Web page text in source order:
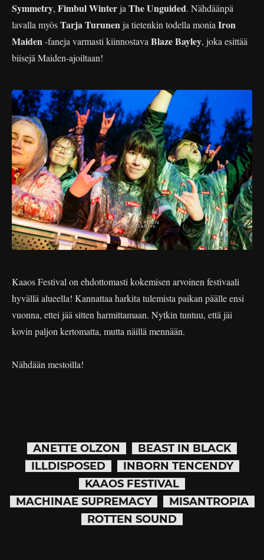
Symmetry, Fimbul Winterja The Unguided. Nähdäänpä
lavalla myösTarja Turunenja tietenkin todella monia Iron
Maiden-faneja varmasti kiinnostava Blaze Bayley, joka esittää
biisejä Maiden-ajoiltaan!
Kaaos Festival on ehdottomasti kokemisen arvoinen festivaali
hyvällä alueella! Kannattaa harkita tulemista paikan päälle ensi
vuonna, ettei jää sitten harmittamaan. Nytkin tuntuu, että jäi
kovin paljon kertomatta, mutta näillä mennään.
Nähdään mestoilla!
ANETTE OLZON
BEAST IN BLACK
ILLDISPOSED
INBORN TENCENDY
KAAOS FESTIVAL
MACHINAE SUPREMACY
MISANTROPIA
ROTTEN SOUND